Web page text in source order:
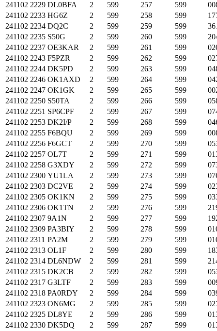
241102 2229 DL0BFA 2 599 257 599
241102 2233 HG6Z 2 599 258 599
241102 2234 DQ2C 2 599 259 599
241102 2235 S50G 2 599 260 599
241102 2237 OE3KAR 2 599 261 599
241102 2243 F5PZR 2 599 262 599
241102 2244 DK5PD 2 599 263 599
241102 2246 OK1AXD 2 599 264 599
241102 2247 OK1GK 2 599 265 599
241102 2250 S50TA 2 599 266 599
241102 2251 SP6CPF 2 599 267 599
241102 2253 DK2I/P 2 599 268 599
241102 2255 F6BQU 2 599 269 599
241102 2256 F6GCT 2 599 270 599
241102 2257 OL7T 2 599 271 599
241102 2258 G3XDY 2 599 272 599
241102 2300 YU1LA 2 599 273 599
241102 2303 DC2VE 2 599 274 599
241102 2305 OK1KN 2 599 275 599
241102 2306 OK1TN 2 599 276 599
241102 2307 9A1N 2 599 277 599
241102 2309 PA3BIY 2 599 278 599
241102 2311 PA2M 2 599 279 599
241102 2313 OL1F 2 599 280 599
241102 2314 DL6NDW 2 599 281 599
241102 2315 DK2CB 2 599 282 599
241102 2317 G3LTF 2 599 283 599
241102 2318 PA0RDY 2 599 284 599
241102 2323 ON6MG 2 599 285 599
241102 2325 DL8YE 2 599 286 599
241102 2330 DK5DQ 2 599 287 599